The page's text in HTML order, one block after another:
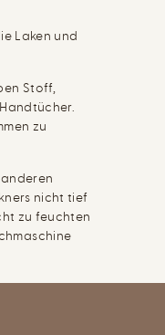
Laken und
Stoff,
zu
nicht tief
zu feuchten